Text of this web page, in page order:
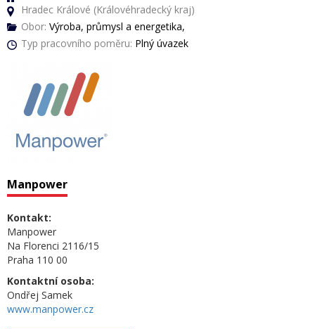
Hradec Králové (Královéhradecký kraj)
Obor: Výroba, průmysl a energetika,
Typ pracovního poměru: Plný úvazek
Manpower
Kontakt:
Manpower
Na Florenci 2116/15
Praha 110 00
Kontaktní osoba:
Ondřej Samek
www.manpower.cz